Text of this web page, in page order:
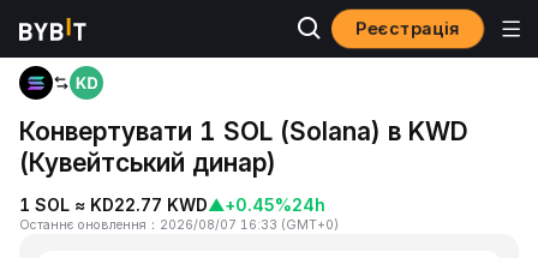
Реєстрація
Головна
Конвертувати 1 SOL (Solana) в KWD
(Кувейтський динар)
1 SOL ≈ KD22.77 KWD▲+0.45%24h
Останнє оновлення ： 2026/08/07 16:33 (GMT+0)